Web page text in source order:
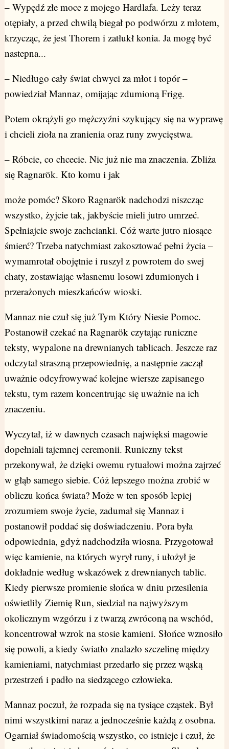
– Wypędź złe moce z mojego Hardlafa. Leży teraz
otępiały, a przed chwilą biegał po podwórzu z młotem,
krzycząc, że jest Thorem i zatłukł konia. Ja mogę być
nastepna...
– Niedługo cały świat chwyci za młot i topór –
powiedział Mannaz, omijając zdumioną Frigę.
Potem okrążyli go mężczyźni szykujący się na wyprawę
i chcieli zioła na zranienia oraz runy zwycięstwa.
– Róbcie, co chcecie. Nic już nie ma znaczenia. Zbliża
się Ragnarök. Kto komu i jak
może pomóc? Skoro Ragnarök nadchodzi niszcząc
wszystko, żyjcie tak, jakbyście mieli jutro umrzeć.
Spełniajcie swoje zachcianki. Cóż warte jutro niosące
śmierć? Trzeba natychmiast zakosztować pełni życia –
wymamrotał obojętnie i ruszył z powrotem do swej
chaty, zostawiając własnemu losowi zdumionych i
przerażonych mieszkańców wioski.
Mannaz nie czuł się już Tym Który Niesie Pomoc.
Postanowił czekać na Ragnarök czytając runiczne
teksty, wypalone na drewnianych tablicach. Jeszcze raz
odczytał straszną przepowiednię, a następnie zaczął
uważnie odcyfrowywać kolejne wiersze zapisanego
tekstu, tym razem koncentrując się uważnie na ich
znaczeniu.
Wyczytał, iż w dawnych czasach najwięksi magowie
dopełniali tajemnej ceremonii. Runiczny tekst
przekonywał, że dzięki owemu rytuałowi można zajrzeć
w głąb samego siebie. Cóż lepszego można zrobić w
obliczu końca świata? Może w ten sposób lepiej
zrozumiem swoje życie, zadumał się Mannaz i
postanowił poddać się doświadczeniu. Pora była
odpowiednia, gdyż nadchodziła wiosna. Przygotował
więc kamienie, na których wyrył runy, i ułożył je
dokładnie według wskazówek z drewnianych tablic.
Kiedy pierwsze promienie słońca w dniu przesilenia
oświetliły Ziemię Run, siedział na najwyższym
okolicznym wzgórzu i z twarzą zwróconą na wschód,
koncentrował wzrok na stosie kamieni. Słońce wznosiło
się powoli, a kiedy światło znalazło szczelinę między
kamieniami, natychmiast przedarło się przez wąską
przestrzeń i padło na siedzącego człowieka.
Mannaz poczuł, że rozpada się na tysiące cząstek. Był
nimi wszystkimi naraz a jednocześnie każdą z osobna.
Ogarniał świadomością wszystko, co istnieje i czuł, że